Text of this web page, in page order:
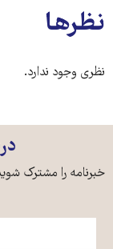
نظرها
نظری وجود ندارد.
خبرنامه را مشترک